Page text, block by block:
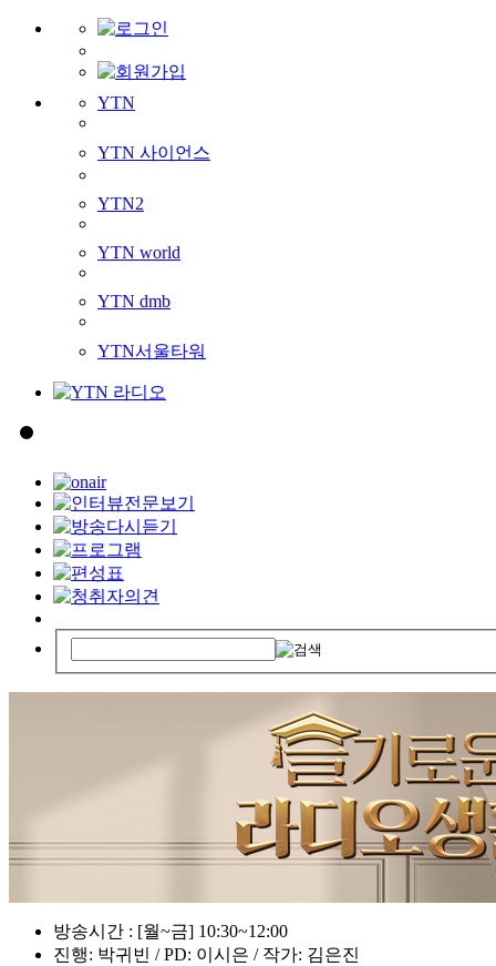
YTN
YTN 사이언스
YTN2
YTN world
YTN dmb
YTN서울타워
방송시간 : [월~금] 10:30~12:00
진행: 박귀빈 / PD: 이시은 / 작가: 김은진